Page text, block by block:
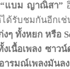
“แบม ญาณิสา”
ด้รับชมกันอีกเช่
งๆ ทั้งหยก หรือ
เนื้อเพลง ซา
รมณ์เพลงมัน